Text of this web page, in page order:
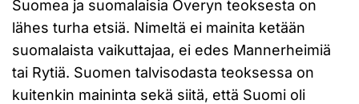
Suomea ja suomalaisia Overyn teoksesta on
lähes turha etsiä. Nimeltä ei mainita ketään
suomalaista vaikuttajaa, ei edes Mannerheimiä
tai Rytiä. Suomen talvisodasta teoksessa on
kuitenkin maininta sekä siitä, että Suomi oli